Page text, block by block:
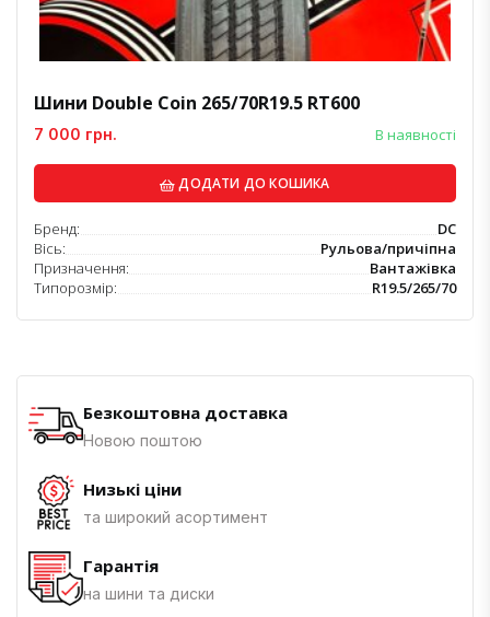
Шини Double Coin 265/70R19.5 RT600
В наявності
7 000 грн.
ДОДАТИ ДО КОШИКА
Бренд:
DC
Вісь:
Рульова/причіпна
Призначення:
Вантажівка
Типорозмір:
R19.5/265/70
Безкоштовна доставка
Новою поштою
Низькі ціни
та широкий асортимент
Гарантія
на шини та диски